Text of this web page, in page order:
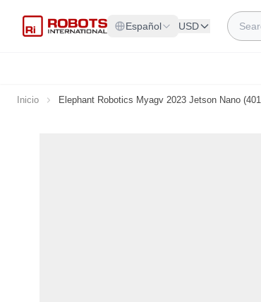
Español USD
Search
Inicio Elephant Robotics Myagv 2023 Jetson Nano